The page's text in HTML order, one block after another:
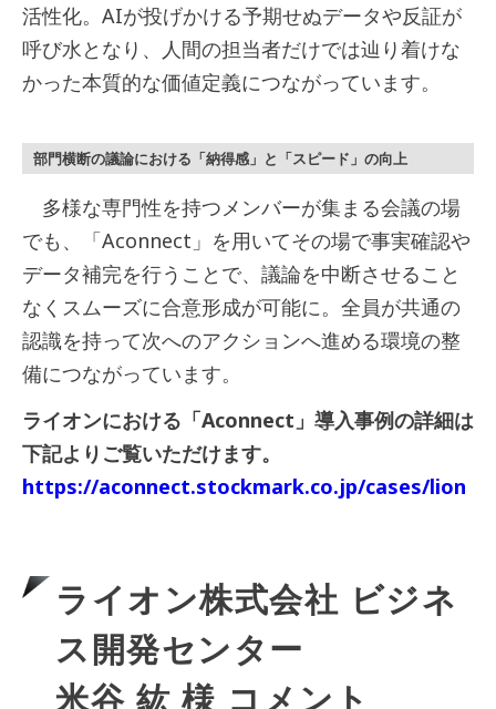
活性化。AIが投げかける予期せぬデータや反証が
呼び水となり、人間の担当者だけでは辿り着けな
かった本質的な価値定義につながっています。
部門横断の議論における「納得感」と「スピード」の向上
多様な専門性を持つメンバーが集まる会議の場
でも、「Aconnect」を用いてその場で事実確認や
データ補完を行うことで、議論を中断させること
なくスムーズに合意形成が可能に。全員が共通の
認識を持って次へのアクションへ進める環境の整
備につながっています。
ライオンにおける「Aconnect」導入事例の詳細は
下記よりご覧いただけます。
https://aconnect.stockmark.co.jp/cases/lion
ライオン株式会社 ビジネ
ス開発センター
米谷 紘 様 コメント